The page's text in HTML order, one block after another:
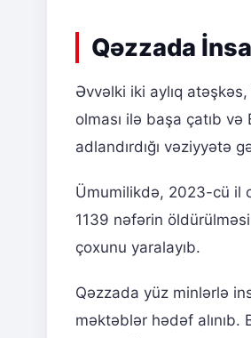
Qəzzada
Əvvəlki iki aylıq
olması ilə başa çatıb
adlandırdığı vəziyyətə
Ümumilikdə, 2023-cü il
1139 nəfərin
çoxunu yaralayıb.
Qəzzada yüz minlərlə
məktəblər hədəf alınıb.